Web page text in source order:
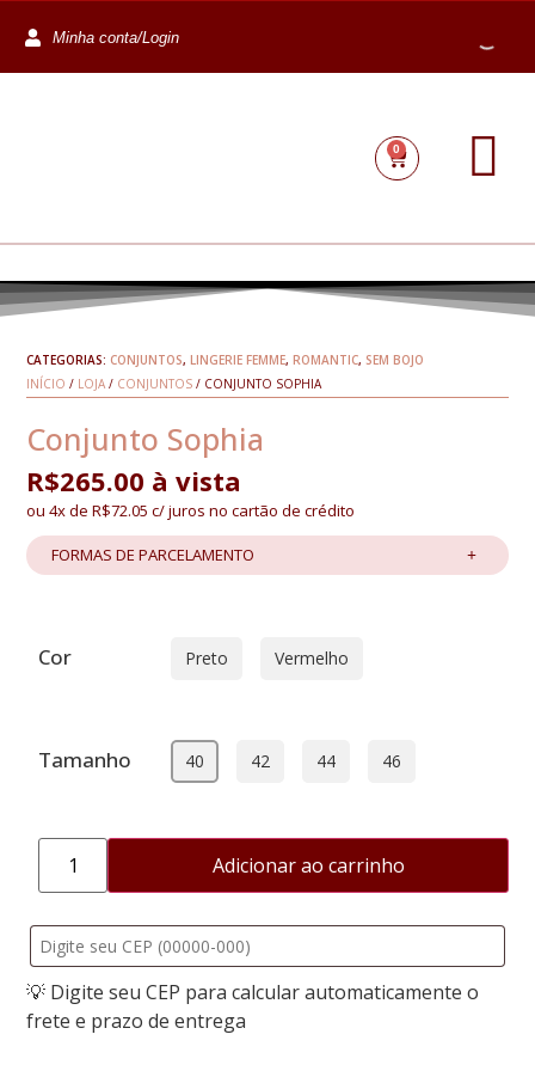
Minha conta/Login
0
CATEGORIAS: CONJUNTOS, LINGERIE FEMME, ROMANTIC, SEM BOJO
INÍCIO / LOJA / CONJUNTOS / CONJUNTO SOPHIA
Conjunto Sophia
R$265.00 à vista
ou 4x de R$72.05 c/ juros no cartão de crédito
FORMAS DE PARCELAMENTO
Cor Preto Vermelho
Tamanho 40 42 44 46
Adicionar ao carrinho
💡 Digite seu CEP para calcular automaticamente o
frete e prazo de entrega